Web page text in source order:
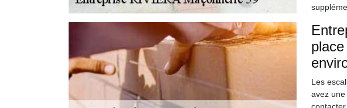
Les
avez